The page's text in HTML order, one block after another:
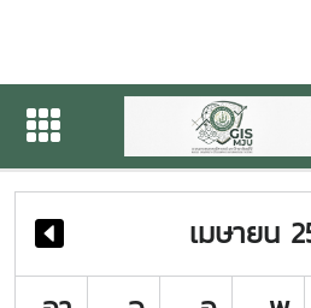
ปฏิทินกิจกรรมของ
ปฏิทินกิจกรรมของหน่วยงาน
เมษายน